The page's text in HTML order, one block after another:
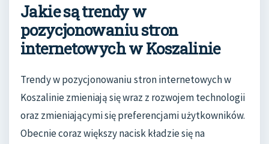
Jakie są trendy w
pozycjonowaniu stron
internetowych w Koszalinie
Trendy w pozycjonowaniu stron internetowych w
Koszalinie zmieniają się wraz z rozwojem technologii
oraz zmieniającymi się preferencjami użytkowników.
Obecnie coraz większy nacisk kładzie się na